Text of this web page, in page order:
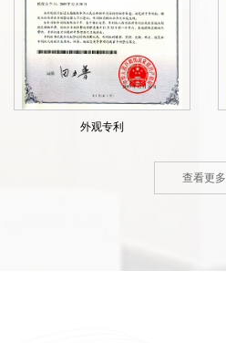
外观专利
查看更多